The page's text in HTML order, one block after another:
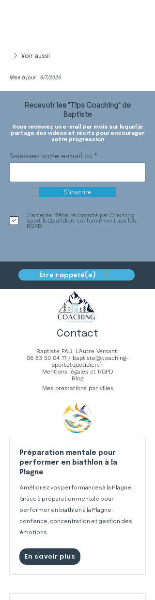
Voir aussi
Mise à jour : 6/7/2026
Recevoir les "Tips Coaching" de
Baptiste
Vous recevrez un e-mail par mois sur lequel je
partage des vidéos et récits pour encourager
votre progression
Saisissez votre e-mail ici
S'inscrire
J'accepte d'être recontacté par Coaching
Sport & Quotidien, conformément aux lois
RGPD
Être rappelé(e)
Contact
Baptiste FAU, L'Autre Versant,
06 83 50 04 71/ baptiste@coaching-
sportetquotidien.fr
Mentions légales et RGPD
Blog
Mes prestations par villes
Préparation mentale pour
performer en biathlon à la
Plagne
Améliorez vos performances à la Plagne.
Grâce à préparation mentale pour
performer en biathlon à la Plagne :
confiance, concentration et gestion des
émotions.
En savoir plus